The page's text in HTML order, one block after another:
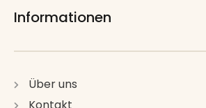
Informationen
Über uns